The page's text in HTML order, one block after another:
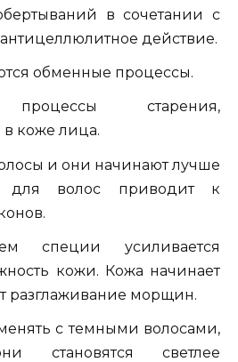
в сочетании с
действие.
обменные процессы.
процессы старения,
коже лица.
и они начинают лучше
для волос приводит к
специи усиливается
кожи. Кожа начинает
разглаживание морщин.
с темными волосами,
становятся светлее